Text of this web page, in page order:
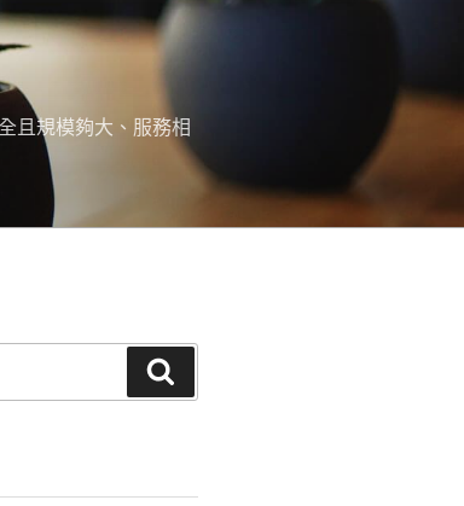
且規模夠大、服務相
尋